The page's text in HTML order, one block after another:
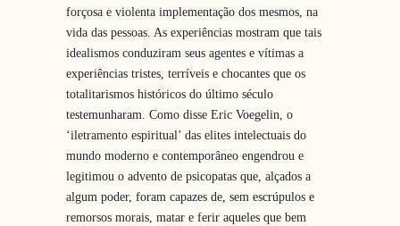
forçosa e violenta implementação dos mesmos, na
vida das pessoas. As experiências mostram que tais
idealismos conduziram seus agentes e vítimas a
experiências tristes, terríveis e chocantes que os
totalitarismos históricos do último século
testemunharam. Como disse Eric Voegelin, o
‘iletramento espiritual’ das elites intelectuais do
mundo moderno e contemporâneo engendrou e
legitimou o advento de psicopatas que, alçados a
algum poder, foram capazes de, sem escrúpulos e
remorsos morais, matar e ferir aqueles que bem